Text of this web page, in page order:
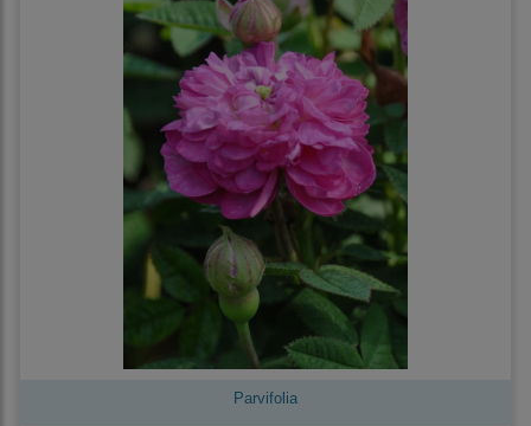
Parvifolia